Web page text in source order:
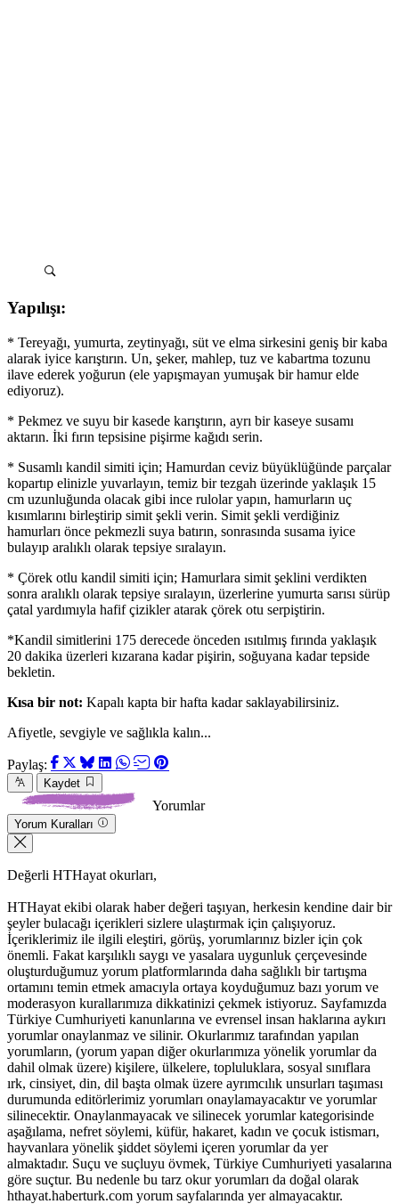
Yapılışı:
* Tereyağı, yumurta, zeytinyağı, süt ve elma sirkesini geniş bir kaba
alarak iyice karıştırın. Un, şeker, mahlep, tuz ve kabartma tozunu
ilave ederek yoğurun (ele yapışmayan yumuşak bir hamur elde
ediyoruz).
* Pekmez ve suyu bir kasede karıştırın, ayrı bir kaseye susamı
aktarın. İki fırın tepsisine pişirme kağıdı serin.
* Susamlı kandil simiti için; Hamurdan ceviz büyüklüğünde parçalar
kopartıp elinizle yuvarlayın, temiz bir tezgah üzerinde yaklaşık 15
cm uzunluğunda olacak gibi ince rulolar yapın, hamurların uç
kısımlarını birleştirip simit şekli verin. Simit şekli verdiğiniz
hamurları önce pekmezli suya batırın, sonrasında susama iyice
bulayıp aralıklı olarak tepsiye sıralayın.
* Çörek otlu kandil simiti için; Hamurlara simit şeklini verdikten
sonra aralıklı olarak tepsiye sıralayın, üzerlerine yumurta sarısı sürüp
çatal yardımıyla hafif çizikler atarak çörek otu serpiştirin.
*Kandil simitlerini 175 derecede önceden ısıtılmış fırında yaklaşık
20 dakika üzerleri kızarana kadar pişirin, soğuyana kadar tepside
bekletin.
Kısa bir not: Kapalı kapta bir hafta kadar saklayabilirsiniz.
Afiyetle, sevgiyle ve sağlıkla kalın...
Paylaş:
Kaydet
Yorumlar
Yorum Kuralları
Değerli HTHayat okurları,
HTHayat ekibi olarak haber değeri taşıyan, herkesin kendine dair bir
şeyler bulacağı içerikleri sizlere ulaştırmak için çalışıyoruz.
İçeriklerimiz ile ilgili eleştiri, görüş, yorumlarınız bizler için çok
önemli. Fakat karşılıklı saygı ve yasalara uygunluk çerçevesinde
oluşturduğumuz yorum platformlarında daha sağlıklı bir tartışma
ortamını temin etmek amacıyla ortaya koyduğumuz bazı yorum ve
moderasyon kurallarımıza dikkatinizi çekmek istiyoruz. Sayfamızda
Türkiye Cumhuriyeti kanunlarına ve evrensel insan haklarına aykırı
yorumlar onaylanmaz ve silinir. Okurlarımız tarafından yapılan
yorumların, (yorum yapan diğer okurlarımıza yönelik yorumlar da
dahil olmak üzere) kişilere, ülkelere, topluluklara, sosyal sınıflara
ırk, cinsiyet, din, dil başta olmak üzere ayrımcılık unsurları taşıması
durumunda editörlerimiz yorumları onaylamayacaktır ve yorumlar
silinecektir. Onaylanmayacak ve silinecek yorumlar kategorisinde
aşağılama, nefret söylemi, küfür, hakaret, kadın ve çocuk istismarı,
hayvanlara yönelik şiddet söylemi içeren yorumlar da yer
almaktadır. Suçu ve suçluyu övmek, Türkiye Cumhuriyeti yasalarına
göre suçtur. Bu nedenle bu tarz okur yorumları da doğal olarak
hthayat.haberturk.com yorum sayfalarında yer almayacaktır.